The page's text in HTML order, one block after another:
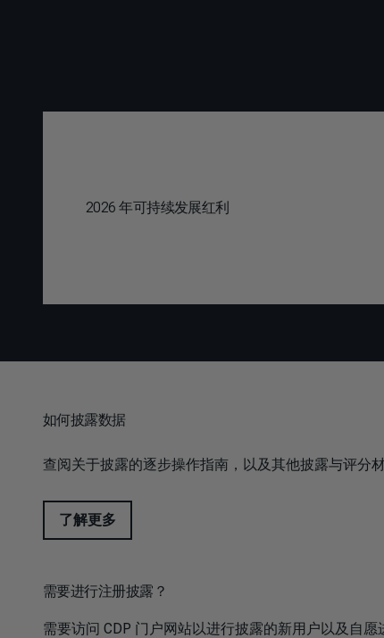
2026 年可持续发展红利
如何披露数据
查阅关于披露的逐步操作指南，以及其他披露与评分
了解更多
需要进行注册披露？
需要访问 CDP 门户网站以进行披露的新用户以及自